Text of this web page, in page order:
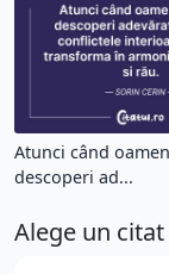
Atunci când
descoperi ad...
Alege un